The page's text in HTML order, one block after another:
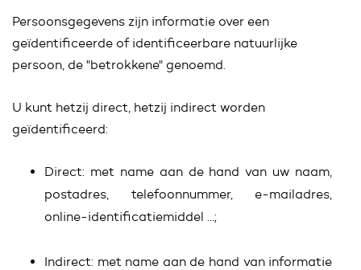
Persoonsgegevens zijn informatie over een
geïdentificeerde of identificeerbare natuurlijke
persoon, de "betrokkene" genoemd.
U kunt hetzij direct, hetzij indirect worden
geïdentificeerd:
Direct: met name aan de hand van uw naam,
postadres, telefoonnummer, e-mailadres,
online-identificatiemiddel …;
Indirect: met name aan de hand van informatie